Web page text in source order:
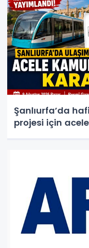
Şanlıurfa’da
projesi için